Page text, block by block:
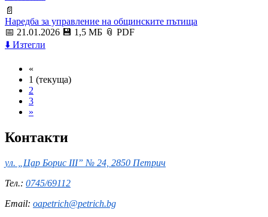
📄
Наредба за управление на общинските пътища
📅 21.01.2026 💾 1,5 МБ 📎 PDF
⬇️ Изтегли
«
1 (текуща)
2
3
»
Контакти
ул. „Цар Борис III” № 24, 2850 Петрич
Тел.: 0745/69112
Email: oapetrich@petrich.bg